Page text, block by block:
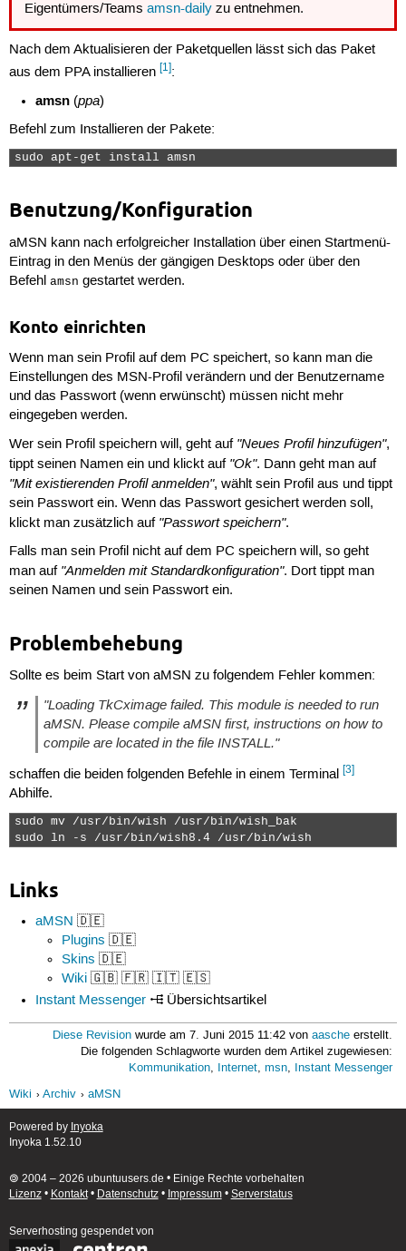
Eigentümers/Teamsamsn-daily zu entnehmen.
Nach dem Aktualisieren der Paketquellen lässt sich das Paket
aus dem PPA installieren [1]:
amsn (ppa)
Befehl zum Installieren der Pakete:
sudo apt-get install amsn
Benutzung/Konfiguration
aMSN kann nach erfolgreicher Installation über einen Startmenü-
Eintrag in den Menüs der gängigen Desktops oder über den
Befehl amsn gestartet werden.
Konto einrichten
Wenn man sein Profil auf dem PC speichert, so kann man die
Einstellungen des MSN-Profil verändern und der Benutzername
und das Passwort (wenn erwünscht) müssen nicht mehr
eingegeben werden.
Wer sein Profil speichern will, geht auf "Neues Profil hinzufügen",
tippt seinen Namen ein und klickt auf "Ok". Dann geht man auf
"Mit existierenden Profil anmelden", wählt sein Profil aus und tippt
sein Passwort ein. Wenn das Passwort gesichert werden soll,
klickt man zusätzlich auf "Passwort speichern".
Falls man sein Profil nicht auf dem PC speichern will, so geht
man auf "Anmelden mit Standardkonfiguration". Dort tippt man
seinen Namen und sein Passwort ein.
Problembehebung
Sollte es beim Start von aMSN zu folgendem Fehler kommen:
"Loading TkCximage failed. This module is needed to run
aMSN. Please compile aMSN first, instructions on how to
compile are located in the file INSTALL."
schaffen die beiden folgenden Befehle in einem Terminal [3]
Abhilfe.
sudo mv /usr/bin/wish /usr/bin/wish_bak
sudo ln -s /usr/bin/wish8.4 /usr/bin/wish
Links
aMSN 🇩🇪
Plugins 🇩🇪
Skins 🇩🇪
Wiki 🇬🇧 🇫🇷 🇮🇹 🇪🇸
Instant Messenger
Übersichtsartikel
Diese Revision wurde am 7. Juni 2015 11:42 vonaasche erstellt.
Die folgenden Schlagworte wurden dem Artikel zugewiesen:
Kommunikation, Internet,msn, Instant Messenger
Wiki
Archiv aMSN
Powered by Inyoka
Inyoka 1.52.10
🄯 2004 – 2026 ubuntuusers.de • Einige Rechte vorbehalten
Lizenz• Kontakt• Datenschutz• Impressum• Serverstatus
Serverhosting gespendet von